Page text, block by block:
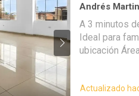
Andrés
A 3 minutos
Ideal para
ubicación Área del departamento: 167 m² Área de cochera: 19m²
altos y bajos
Actualizado